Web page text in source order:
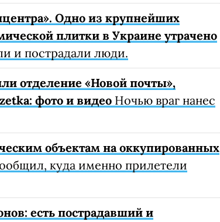
Одно из крупнейших
плитки в Украине утрачено
и пострадали люди.
отделение «Новой почты»,
фото и видео Ночью враг нанес
объектам на оккупированных
куда именно прилетели
есть пострадавший и